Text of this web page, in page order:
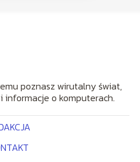
poznasz wirutalny świat,
informacje o komputerach.